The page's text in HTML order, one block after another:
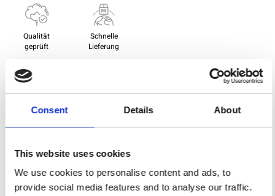
Consent Details About
This website uses cookies
We use cookies to personalise content and ads, to
provide social media features and to analyse our traffic.
Qualität
geprüft
Schnelle
Lieferung
Spezifikation
Breite
114,00
Material
Gewicht pro Quadratmeter
(m2)
0,111 Kg.